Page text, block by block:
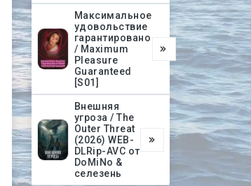
Максимальное
удовольствие
гарантировано
/ Maximum
Pleasure
Guaranteed
[S01]
Внешняя
угроза / The
Outer Threat
(2026) WEB-
DLRip-AVC от
DoMiNo &
селезень